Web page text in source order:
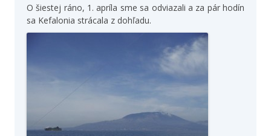
O šiestej ráno, 1. apríla sme sa odviazali a za pár hodín
sa Kefalonia strácala z dohľadu.